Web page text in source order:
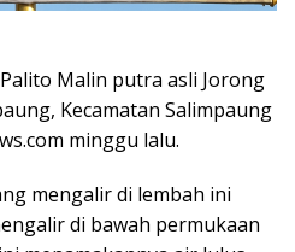
Malin putra asli Jorong
Kecamatan Salimpaung
minggu lalu.
mengalir di lembah ini
di bawah permukaan